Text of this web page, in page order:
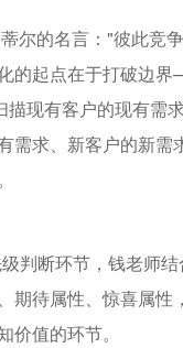
尔的名言："彼此竞
的起点在于打破边
描现有客户的现有需
需求、新客户的新需
判断环节，钱老师
期待属性、惊喜属性
价值的环节。